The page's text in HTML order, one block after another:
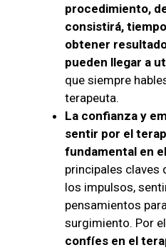
procedimiento,
consistirá,
obtener
pueden llegar a
que siempre
terapeuta.
La confianza y
sentir por el
fundamental en
principales claves
los impulsos,
pensamientos
surgimiento. Por
confíes en el